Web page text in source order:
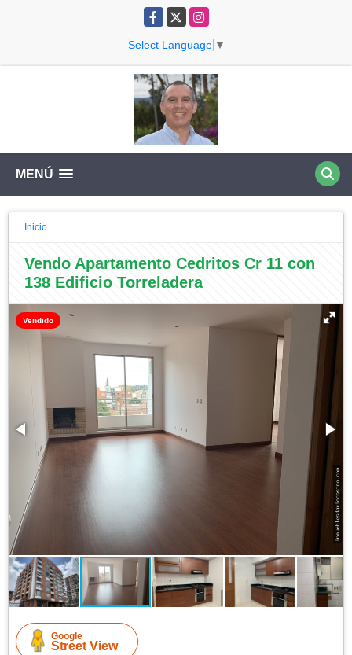
Facebook
X Instagram
Select Language ▼
MENÚ
Inicio
Vendo Apartamento Cedritos Cr 11 con
138 Edificio Torreladera
Vendido
Google
Street View